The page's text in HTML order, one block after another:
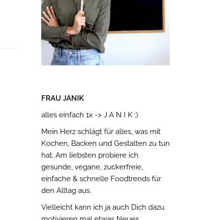
FRAU JANIK
alles einfach 1x -> J A N I K ;)
Mein Herz schlägt für alles, was mit
Kochen, Backen und Gestalten zu tun
hat. Am liebsten probiere ich
gesunde, vegane, zuckerfreie,
einfache & schnelle Foodtrends für
den Alltag aus.
Vielleicht kann ich ja auch Dich dazu